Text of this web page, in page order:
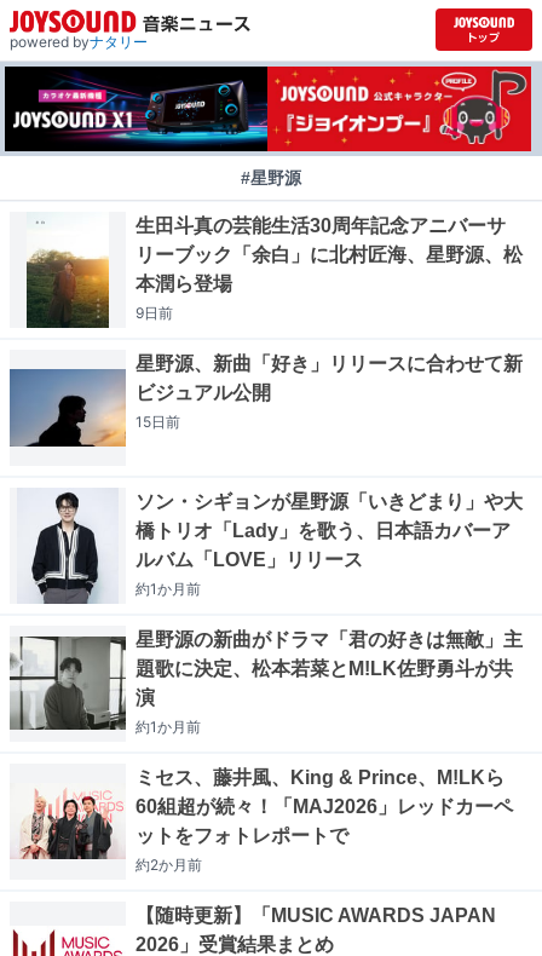
powered byナタリー
#星野源
生田斗真の芸能生活30周年記念アニバーサ
リーブック「余白」に北村匠海、星野源、松
本潤ら登場
9日前
星野源、新曲「好き」リリースに合わせて新
ビジュアル公開
15日前
ソン・シギョンが星野源「いきどまり」や大
橋トリオ「Lady」を歌う、日本語カバーア
ルバム「LOVE」リリース
約1か月前
星野源の新曲がドラマ「君の好きは無敵」主
題歌に決定、松本若菜とM!LK佐野勇斗が共
演
約1か月前
ミセス、藤井風、King & Prince、M!LKら
60組超が続々！「MAJ2026」レッドカーペ
ットをフォトレポートで
約2か月前
【随時更新】「MUSIC AWARDS JAPAN
2026」受賞結果まとめ